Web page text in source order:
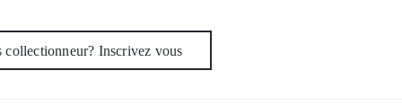
collectionneur? Inscrivez vous